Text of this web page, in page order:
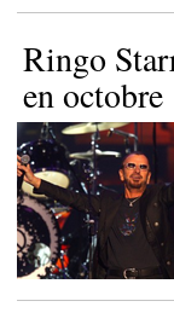
Ringo
en octobre